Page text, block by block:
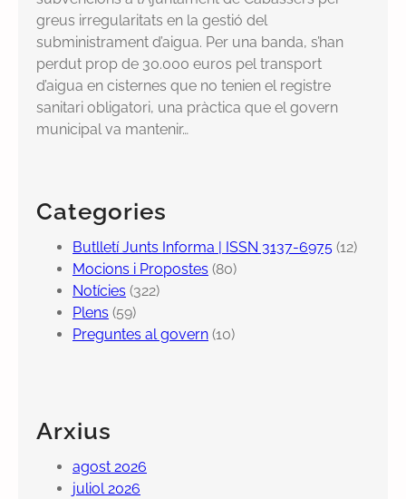
greus irregularitats en la gestió del
subministrament d’aigua. Per una banda, s’han
perdut prop de 30.000 euros pel transport
d’aigua en cisternes que no tenien el registre
sanitari obligatori, una pràctica que el govern
municipal va mantenir…
Categories
Butlletí Junts Informa | ISSN 3137-6975 (12)
Mocions i Propostes (80)
Notícies (322)
Plens (59)
Preguntes al govern (10)
Arxius
agost 2026
juliol 2026